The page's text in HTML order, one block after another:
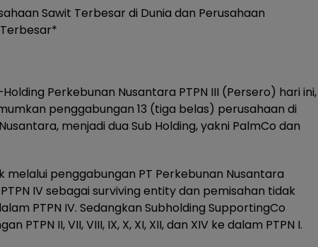
Sawit Terbesar di Dunia dan Perusahaan
Perkebunan Nusantara PTPN III (Persero) hari ini,
penggabungan 13 (tiga belas) perusahaan di
menjadi dua Sub Holding, yakni PalmCo dan
melalui penggabungan PT Perkebunan Nusantara
IV sebagai surviving entity dan pemisahan tidak
PTPN IV. Sedangkan Subholding SupportingCo
PTPN II, VII, VIII, IX, X, XI, XII, dan XIV ke dalam PTPN I.